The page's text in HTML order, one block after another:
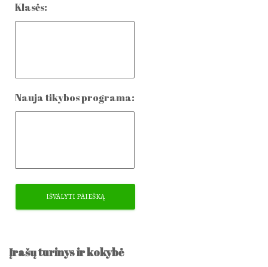
Klasės:
Nauja tikybos programa:
Įrašų turinys ir kokybė